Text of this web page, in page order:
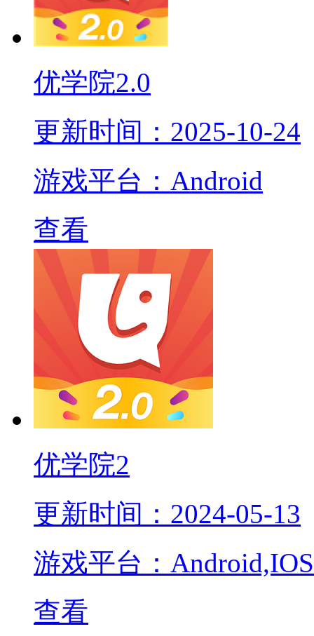
优学院2.0
更新时间：2025-10-24
游戏平台：Android
查看
优学院2
更新时间：2024-05-13
游戏平台：Android,IOS
查看